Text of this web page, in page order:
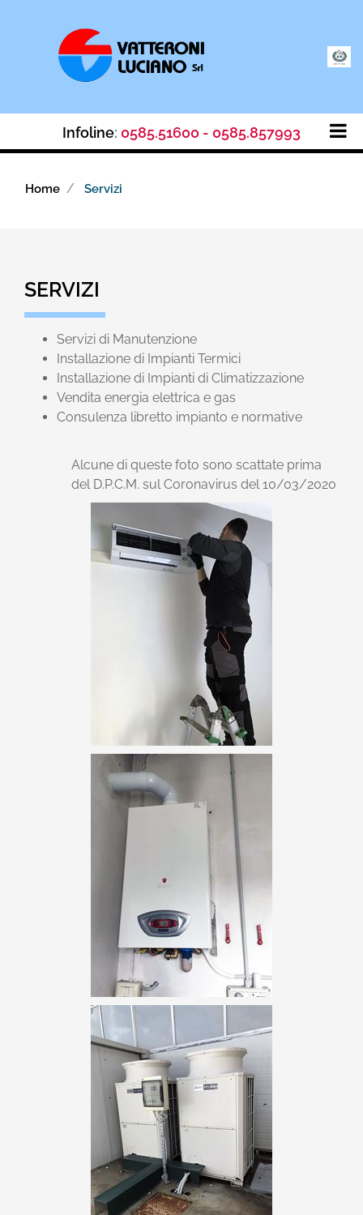
Infoline: 0585.51600 - 0585.857993
Home Servizi
SERVIZI
Servizi di Manutenzione
Installazione di Impianti Termici
Installazione di Impianti di Climatizzazione
Vendita energia elettrica e gas
Consulenza libretto impianto e normative
Alcune di queste foto sono scattate prima
del D.P.C.M. sul Coronavirus del 10/03/2020